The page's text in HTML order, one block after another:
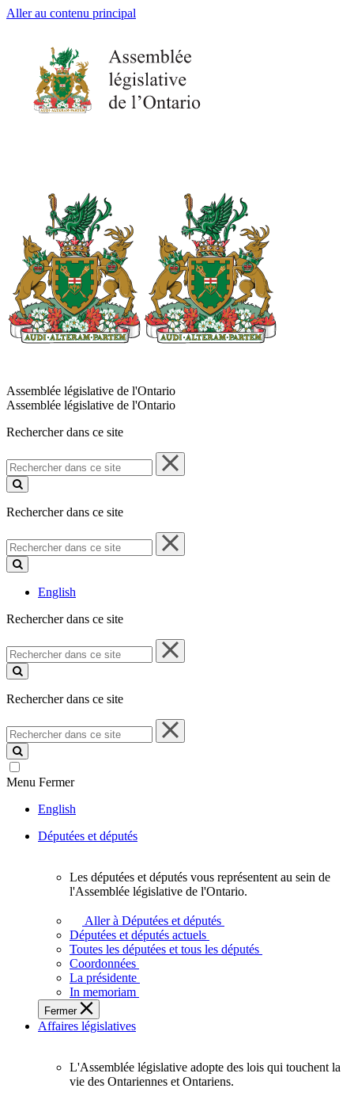
Aller au contenu principal
Assemblée législative de l'Ontario
Assemblée législative de l'Ontario
Rechercher dans ce site
Rechercher
dans
ce
Rechercher dans ce site
Rechercher
dans
ce
English
Rechercher dans ce site
Rechercher
dans
ce
Rechercher dans ce site
Rechercher
dans
ce
site
Menu Fermer
English
Députées et députés
députés
vous
représentent
sein
de
l'Assemblée
législative
l'Ontario.
Les députées et députés vous représentent au sein de
l'Assemblée législative de l'Ontario.
Aller à Députées et députés
Députées et députés actuels
Toutes les députées et tous les députés
Coordonnées
La présidente
In memoriam
Fermer
Affaires législatives
L'Assemblée
L'Assemblée législative adopte des lois qui touchent la
vie des Ontariennes et Ontariens.